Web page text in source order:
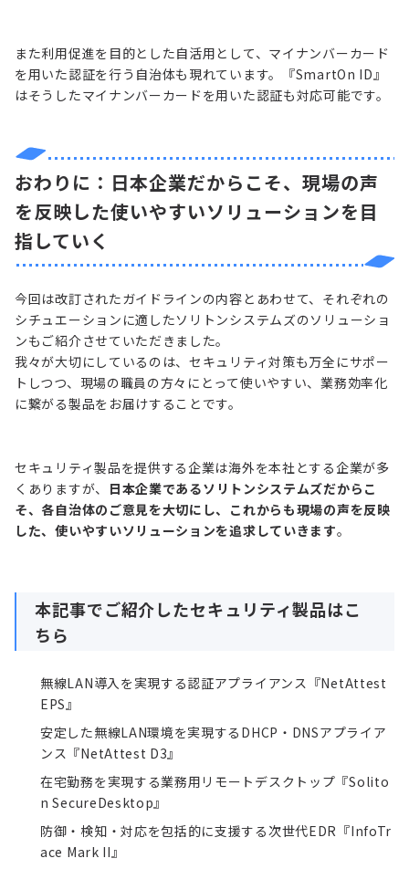
また利用促進を目的とした自活用として、マイナンバーカード
を用いた認証を行う自治体も現れています。『SmartOn ID』
はそうしたマイナンバーカードを用いた認証も対応可能です。
おわりに：日本企業だからこそ、現場の声
を反映した使いやすいソリューションを目
指していく
今回は改訂されたガイドラインの内容とあわせて、それぞれの
シチュエーションに適したソリトンシステムズのソリューショ
ンもご紹介させていただきました。
我々が大切にしているのは、セキュリティ対策も万全にサポー
トしつつ、現場の職員の方々にとって使いやすい、業務効率化
に繋がる製品をお届けすることです。
セキュリティ製品を提供する企業は海外を本社とする企業が多
くありますが、 日本企業であるソリトンシステムズだからこ
そ、各自治体のご意見を大切にし、これからも現場の声を反映
した、使いやすいソリューションを追求していきます。
本記事でご紹介したセキュリティ製品はこ
ちら
無線LAN導入を実現する認証アプライアンス『NetAttest
EPS』
安定した無線LAN環境を実現するDHCP・DNSアプライア
ンス『NetAttest D3』
在宅勤務を実現する業務用リモートデスクトップ『Solito
n SecureDesktop』
防御・検知・対応を包括的に支援する次世代EDR『InfoTr
ace Mark II』